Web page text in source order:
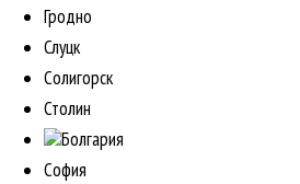
Гродно
Слуцк
Солигорск
Столин
Болгария
София